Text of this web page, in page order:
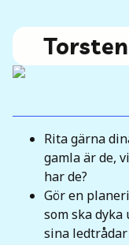
Rita gärna
gamla är de,
har de?
Gör en
som ska
sina